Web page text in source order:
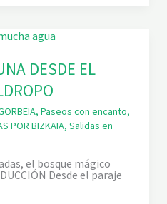
DESDE EL
, Paseos con encanto,
POR BIZKAIA, Salidas en
el bosque mágico
Desde el paraje